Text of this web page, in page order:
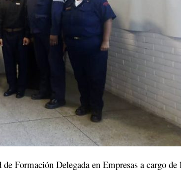
Formación Delegada en Empresas a cargo de